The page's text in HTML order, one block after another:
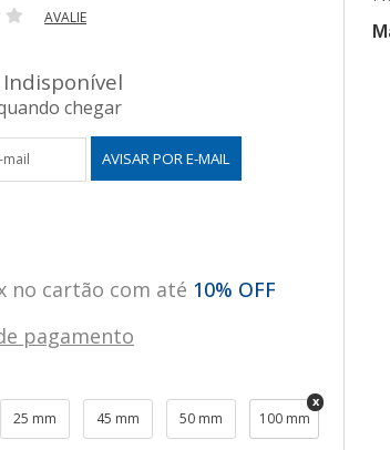
AVALIE
chegar
no cartão com até 10% OFF
pagamento
25 mm 45 mm 50 mm 100 mm